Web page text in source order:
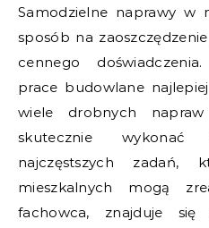
Samodzielne naprawy w
sposób na
cennego
prace budowlane
wiele drobnych
skutecznie wykonać
najczęstszych zadań,
mieszkalnych mogą
fachowca, znajduje się